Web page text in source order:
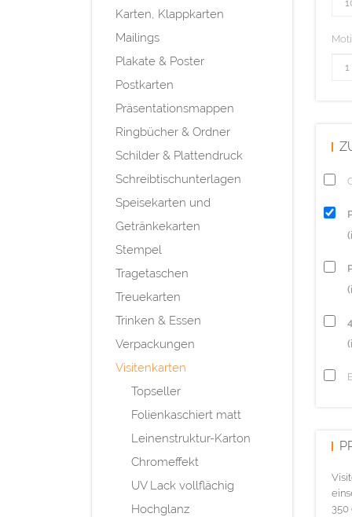
Karten, Klappkarten
Mailings
Plakate & Poster
Postkarten
Präsentationsmappen
Ringbücher & Ordner
Schilder & Plattendruck
Schreibtischunterlagen
Speisekarten und
Getränkekarten
Stempel
Tragetaschen
Treuekarten
Trinken & Essen
Verpackungen
Visitenkarten
Topseller
Folienkaschiert matt
Leinenstruktur-Karton
Chromeffekt
UV Lack vollflächig
Hochglanz